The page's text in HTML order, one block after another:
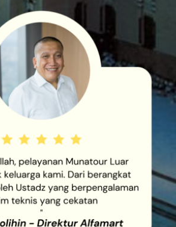
MUNATOUR LUAR BIASA
DIDAMPINGI OLEH
USTADZ YANG
& TIM
YANG CEKATAN